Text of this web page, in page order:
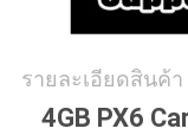
รายละเอียดสินค้า
4GB PX6